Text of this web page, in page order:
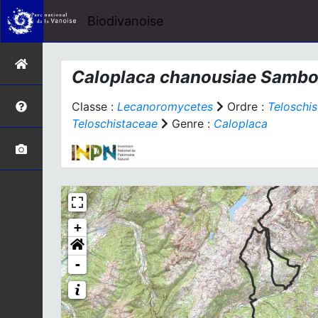
Biodivanoise
Caloplaca chanousiae
Classe : Lecanoromycetes Ordre :
Teloschistaceae
Genre : Caloplaca
+
-